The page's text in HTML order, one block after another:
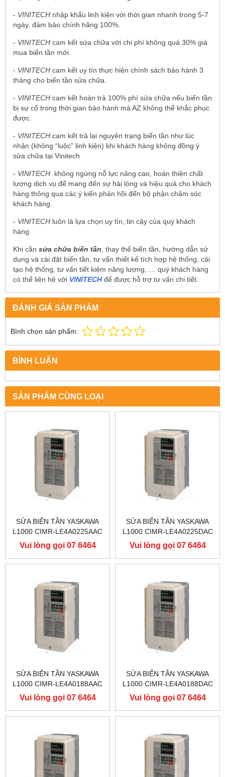
- VINITECH nhập khẩu linh kiện với thời gian nhanh trong 5-7
ngày, đảm bảo chính hãng 100%.
- VINITECH cam kết sửa chữa với chi phí không quá 30% giá
mua biến tần mới.
- VINITECH cam kết uy tín thực hiện chính sách bảo hành 3
tháng cho biến tần sửa chữa.
- VINITECH cam kết hoàn trả 100% phí sửa chữa nếu biến tần
bị sự cố trong thời gian bảo hành mà AZ không thể khắc phục
được.
- VINITECH cam kết trả lại nguyên trạng biến tần như lúc
nhận (không “luộc” linh kiện) khi khách hàng không đồng ý
sửa chữa tại Vinitech
- VINITECH không ngừng nỗ lực nâng cao, hoàn thiện chất
lượng dịch vụ để mang đến sự hài lòng và hiệu quả cho khách
hàng thông qua các ý kiến phản hồi đến bộ phận chăm sóc
khách hàng.
- VINITECH luôn là lựa chọn uy tín, tin cậy của quý khách
hàng.
Khi cần sửa chữa biến tần, thay thế biến tần, hướng dẫn sử
dụng và cài đặt biến tần, tư vấn thiết kế tích hợp hệ thống, cải
tạo hệ thống, tư vấn tiết kiệm năng lượng, … quý khách hàng
có thể liên hệ với VINITECHđể được hỗ trợ tư vấn chi tiết.
ĐÁNH GIÁ SẢN PHẨM
Bình chọn sản phẩm:
BÌNH LUẬN
SẢN PHẨM CÙNG LOẠI
SỬA BIẾN TẦN YASKAWA
L1000 CIMR-LE4A0225AAC
400V 110KW, BIẾN TẦN
YASKAWA L1000
Vui lòng gọi 07 6464
9556
SỬA BIẾN TẦN YASKAWA
L1000 CIMR-LE4A0225DAC
400V 110KW, BIẾN TẦN
YASKAWA L1000
Vui lòng gọi 07 6464
9556
SỬA BIẾN TẦN YASKAWA
L1000 CIMR-LE4A0188AAC
400V 90KW, BIẾN TẦN
YASKAWA L1000
Vui lòng gọi 07 6464
9556
SỬA BIẾN TẦN YASKAWA
L1000 CIMR-LE4A0188DAC
400V 90KW, BIẾN TẦN
YASKAWA L1000
Vui lòng gọi 07 6464
9556